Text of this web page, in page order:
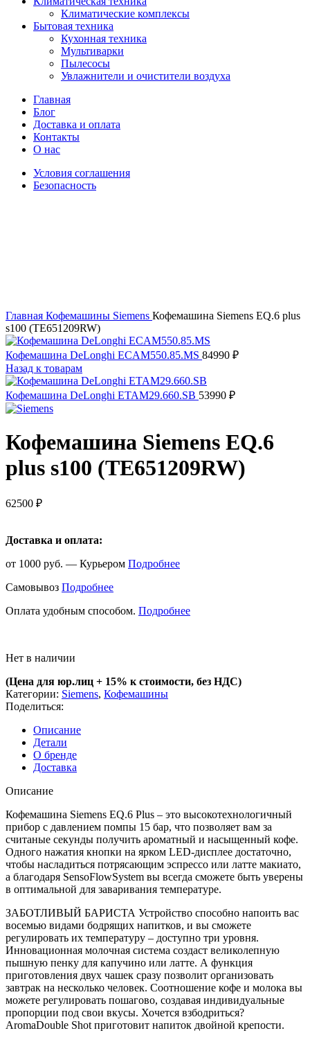
Климатические комплексы
Бытовая техника
Кухонная техника
Мультиварки
Пылесосы
Увлажнители и очистители воздуха
Главная
Блог
Доставка и оплата
Контакты
О нас
Условия соглашения
Безопасность
Главная Кофемашины Siemens Кофемашина Siemens EQ.6 plus
s100 (TE651209RW)
Кофемашина DeLonghi ECAM550.85.MS 84990 ₽
Назад к товарам
Кофемашина DeLonghi ETAM29.660.SB 53990 ₽
Кофемашина Siemens EQ.6
plus s100 (TE651209RW)
62500 ₽
Доставка и оплата:
от 1000 руб. — Курьером Подробнее
Самовывоз Подробнее
Оплата удобным способом. Подробнее
Нет в наличии
(Цена для юр.лиц + 15% к стоимости, без НДС)
Категории: Siemens, Кофемашины
Поделиться:
Описание
Детали
О бренде
Доставка
Описание
Кофемашина Siemens EQ.6 Plus – это высокотехнологичный
прибор с давлением помпы 15 бар, что позволяет вам за
считаные секунды получить ароматный и насыщенный кофе.
Одного нажатия кнопки на ярком LED-дисплее достаточно,
чтобы насладиться потрясающим эспрессо или латте макиато,
а благодаря SensoFlowSystem вы всегда сможете быть уверены
в оптимальной для заваривания температуре.
ЗАБОТЛИВЫЙ БАРИСТА Устройство способно напоить вас
восемью видами бодрящих напитков, и вы сможете
регулировать их температуру – доступно три уровня.
Инновационная молочная система создаст великолепную
пышную пенку для капучино или латте. А функция
приготовления двух чашек сразу позволит организовать
завтрак на несколько человек. Соотношение кофе и молока вы
можете регулировать пошагово, создавая индивидуальные
пропорции под свои вкусы. Хочется взбодриться?
AromaDouble Shot приготовит напиток двойной крепости.